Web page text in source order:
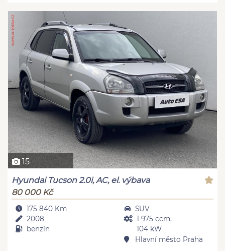
15
Hyundai Tucson 2.0i, AC, el. výbava
80 000 Kč
175 840 Km
2008
benzín
SUV
1 975 ccm,
104 kW
Hlavní město Praha